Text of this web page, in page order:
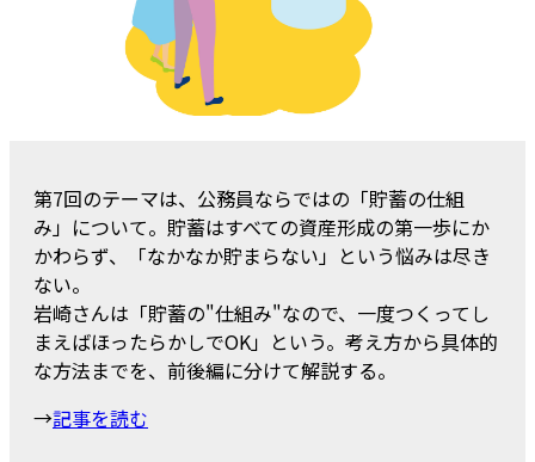
第7回のテーマは、公務員ならではの「貯蓄の仕組
み」について。貯蓄はすべての資産形成の第一歩にか
かわらず、「なかなか貯まらない」という悩みは尽き
ない。
岩崎さんは「貯蓄の"仕組み"なので、一度つくってし
まえばほったらかしでOK」という。考え方から具体的
な方法までを、前後編に分けて解説する。
→記事を読む